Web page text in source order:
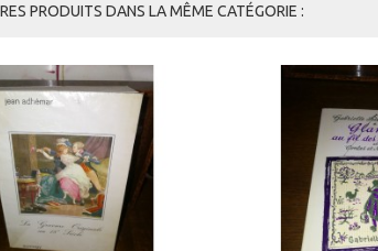
PRODUITS DANS LA MÊME CATÉGORIE :